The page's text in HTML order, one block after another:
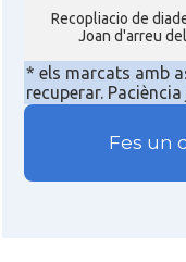
Recopliacio de
Joan d'arreu
* els marcats amb
recuperar.
Fes un